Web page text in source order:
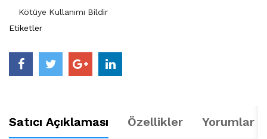
Kötüye Kullanımı Bildir
Etiketler
Satıcı Açıklaması Özellikler Yorumlar